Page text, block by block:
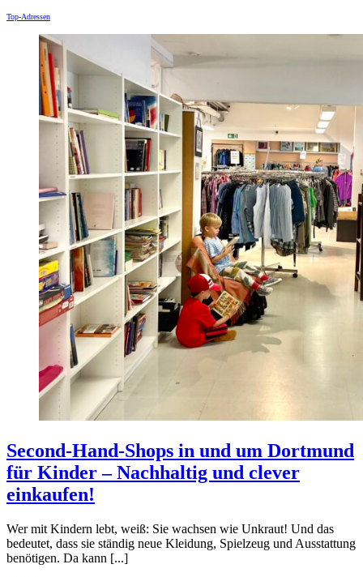
Top-Adressen
Second-Hand-Shops in und um Dortmund
für Kinder – Nachhaltig und clever
einkaufen!
Wer mit Kindern lebt, weiß: Sie wachsen wie Unkraut! Und das
bedeutet, dass sie ständig neue Kleidung, Spielzeug und Ausstattung
benötigen. Da kann [...]